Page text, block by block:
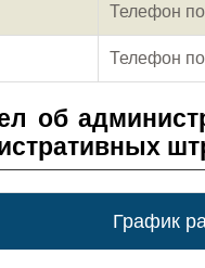
Телефон
Телефон
об
График